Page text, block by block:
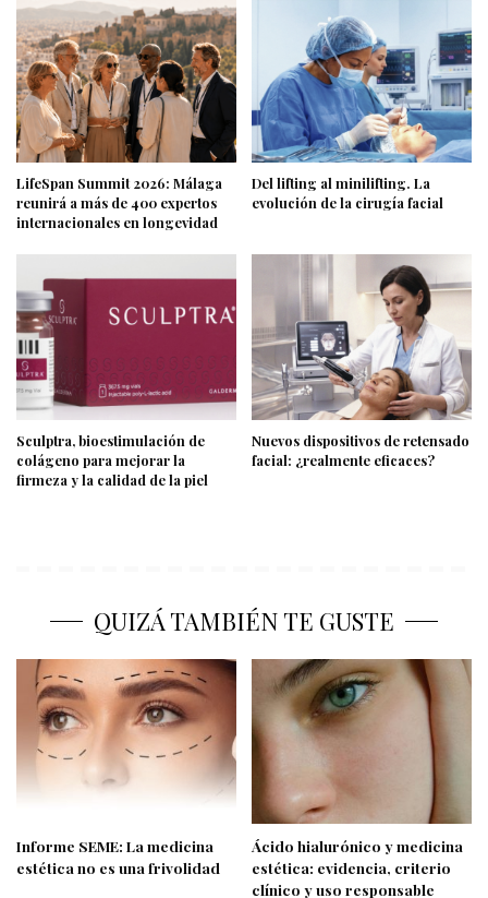
LifeSpan Summit 2026: Málaga
reunirá a más de 400 expertos
internacionales en longevidad
Del lifting al minilifting. La
evolución de la cirugía facial
Sculptra, bioestimulación de
colágeno para mejorar la
firmeza y la calidad de la piel
Nuevos dispositivos de retensado
facial: ¿realmente eficaces?
QUIZÁ TAMBIÉN TE GUSTE
Informe SEME: La medicina
estética no es una frivolidad
Ácido hialurónico y medicina
estética: evidencia, criterio
clínico y uso responsable